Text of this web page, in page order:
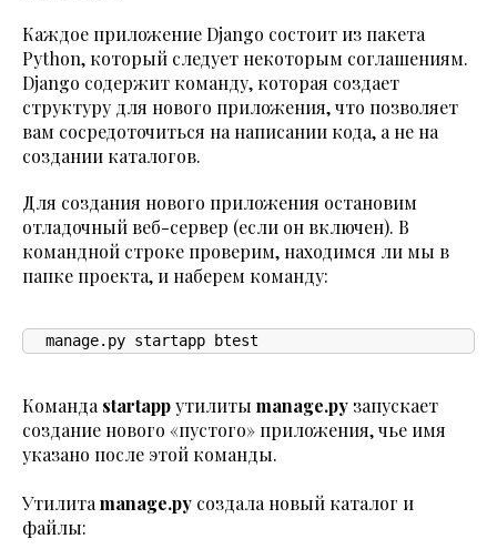
Каждое приложение Django состоит из пакета
Python, который следует некоторым соглашениям.
Django содержит команду, которая создает
структуру для нового приложения, что позволяет
вам сосредоточиться на написании кода, а не на
создании каталогов.
Для создания нового приложения остановим
отладочный веб-сервер (если он включен). В
командной строке проверим, находимся ли мы в
папке проекта, и наберем команду:
manage.py startapp btest
Команда startappутилиты manage.py запускает
создание нового «пустого» приложения, чье имя
указано после этой команды.
Утилита manage.py создала новый каталог и
файлы: